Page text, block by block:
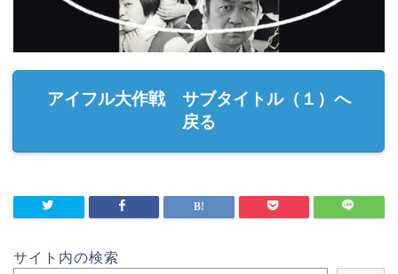
アイフル大作戦 サブタイトル（１）へ
戻る
サイト内の検索